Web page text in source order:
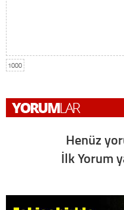
1000
Henüz
İlk Yorum